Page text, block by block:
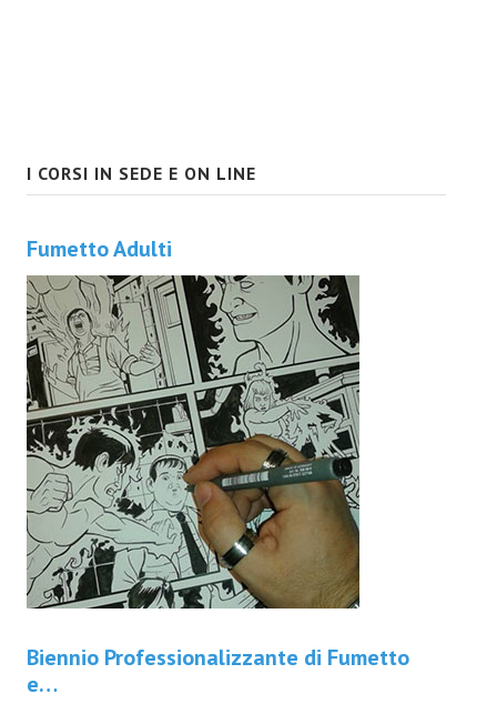
I CORSI IN SEDE E ON LINE
Fumetto Adulti
Biennio Professionalizzante di Fumetto
e…